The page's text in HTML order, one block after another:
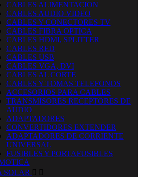
CABLES ALIMENTACION
CABLES AUDIO VIDEO
CABLES Y CONECTORES TV
CABLES FIBRA OPTICA
CABLES HDMI, SPLITTER
CABLES RED
CABLES USB
CABLES VGA, DVI
CABLES AL CORTE
CABLES Y TOMAS TELEFONOS
ACCESORIOS PARA CABLES
TRANSMISORES RECEPTORES DE
AUDIO
ADAPTADORES
CONVERTIDORES EXTENDER
ADAPTADORES DE CORRIENTE
UNIVERSAL
FUSIBLES Y PORTAFUSIBLES
SOLAR  